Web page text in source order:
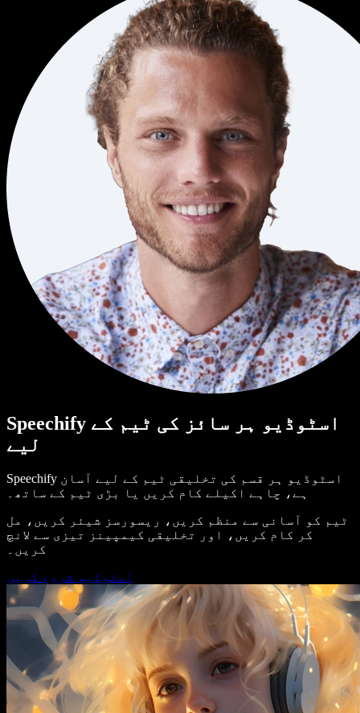
Speechify اسٹوڈیو ہر سائز کی ٹیم کے
لیے
Speechify اسٹوڈیو ہر قسم کی تخلیقی ٹیم کے لیے آسان
ہے، چاہے اکیلے کام کریں یا بڑی ٹیم کے ساتھ۔
ٹیم کو آسانی سے منظم کریں، ریسورسز شیئر کریں، مل
کر کام کریں، اور تخلیقی کیمپینز تیزی سے لانچ
کریں۔
اسٹوڈیو شروع کریں